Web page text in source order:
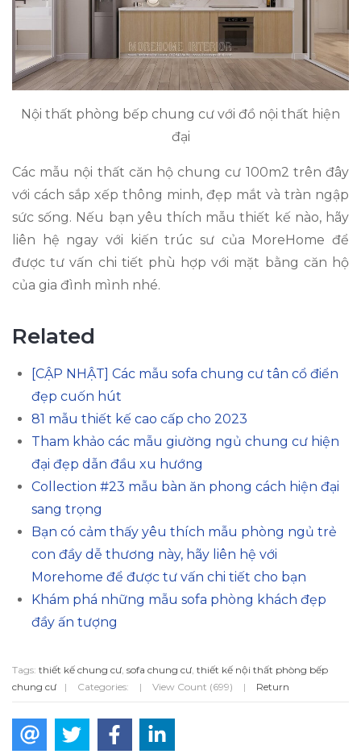
Nội thất phòng bếp chung cư với đồ nội thất hiện
đại
Các mẫu nội thất căn hộ chung cư 100m2 trên đây
với cách sắp xếp thông minh, đẹp mắt và tràn ngập
sức sống. Nếu bạn yêu thích mẫu thiết kế nào, hãy
liên hệ ngay với kiến trúc sư của MoreHome để
được tư vấn chi tiết phù hợp với mặt bằng căn hộ
của gia đình mình nhé.
Related
[CẬP NHẬT] Các mẫu sofa chung cư tân cổ điển
đẹp cuốn hút
81 mẫu thiết kế cao cấp cho 2023
Tham khảo các mẫu giường ngủ chung cư hiện
đại đẹp dẫn đầu xu hướng
Collection #23 mẫu bàn ăn phong cách hiện đại
sang trọng
Bạn có cảm thấy yêu thích mẫu phòng ngủ trẻ
con đầy dễ thương này, hãy liên hệ với
Morehome để được tư vấn chi tiết cho bạn
Khám phá những mẫu sofa phòng khách đẹp
đầy ấn tượng
Tags: thiết kế chung cư sofa chung cư thiết kế nội thất phòng bếp
chung cư
| Categories: | View Count (699) | Return